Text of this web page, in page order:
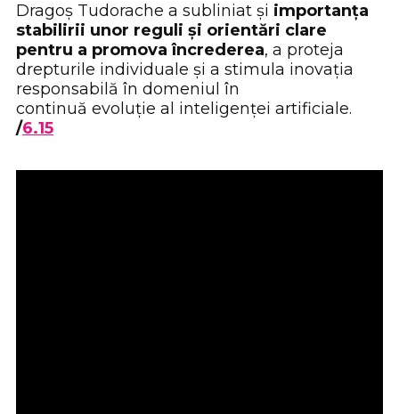
Dragoș Tudorache a subliniat și importanța
stabilirii unor reguli și orientări clare
pentru a promova încrederea, a proteja
drepturile individuale și a stimula inovația
responsabilă în domeniul în
continuă evoluție al inteligenței artificiale.
/6.15